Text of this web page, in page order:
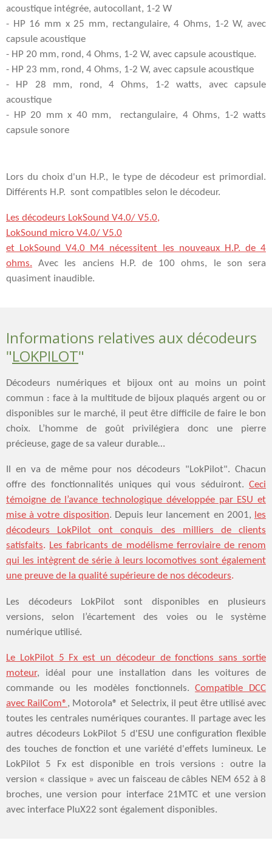
acoustique intégrée, autocollant, 1-2 W
- HP 16 mm x 25 mm, rectangulaire, 4 Ohms, 1-2 W, avec
capsule acoustique
- HP 20 mm, rond, 4 Ohms, 1-2 W, avec capsule acoustique.
- HP 23 mm, rond, 4 Ohms, 1-2 W, avec capsule acoustique
- HP 28 mm, rond, 4 Ohms, 1-2 watts, avec capsule
acoustique
- HP 20 mm x 40 mm, rectangulaire, 4 Ohms, 1-2 watts
capsule sonore
Lors du choix d'un H.P., le type de décodeur est primordial.
Différents H.P. sont compatibles selon le décodeur.
Les décodeurs LokSound V4.0/ V5.0,
LokSound micro V4.0/ V5.0
et LokSound V4.0 M4 nécessitent les nouveaux H.P. de 4
ohms. Avec les anciens H.P. de 100 ohms, le son sera
quasiment inaudible.
Informations relatives aux décodeurs
"LOKPILOT"
Décodeurs numériques et bijoux ont au moins un point
commun : face à la multitude de bijoux plaqués argent ou or
disponibles sur le marché, il peut être difficile de faire le bon
choix. L’homme de goût privilégiera donc une pierre
précieuse, gage de sa valeur durable…
Il en va de même pour nos décodeurs "LokPilot". Chacun
offre des fonctionnalités uniques qui vous séduiront. Ceci
témoigne de l’avance technologique développée par ESU et
mise à votre disposition. Depuis leur lancement en 2001, les
décodeurs LokPilot ont conquis des milliers de clients
satisfaits. Les fabricants de modélisme ferroviaire de renom
qui les intègrent de série à leurs locomotives sont également
une preuve de la qualité supérieure de nos décodeurs.
Les décodeurs LokPilot sont disponibles en plusieurs
versions, selon l’écartement des voies ou le système
numérique utilisé.
Le LokPilot 5 Fx est un décodeur de fonctions sans sortie
moteur, idéal pour une installation dans les voitures de
commande ou les modèles fonctionnels.Compatible DCC
avec RailCom® , Motorola® et Selectrix, il peut être utilisé avec
toutes les centrales numériques courantes. Il partage avec les
autres décodeurs LokPilot 5 d'ESU une configuration flexible
des touches de fonction et une variété d'effets lumineux. Le
LokPilot 5 Fx est disponible en trois versions : outre la
version « classique » avec un faisceau de câbles NEM 652 à 8
broches, une version pour interface 21MTC et une version
avec interface PluX22 sont également disponibles.